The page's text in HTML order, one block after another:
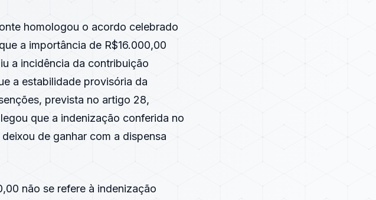
homologou o acordo celebrado
a importância de R$16.000,00
a incidência da contribuição
a estabilidade provisória da
prevista no artigo 28,
que a indenização conferida no
de ganhar com a dispensa
não se refere à indenização